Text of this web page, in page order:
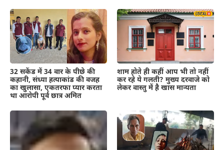
32 सकेंड में 34 वार के पीछे की
कहानी, संध्या हत्याकांड की वजह
का खुलासा, एकतरफा प्यार करता
था आरोपी पूर्व छात्र अमित
शाम होते ही कहीं आप भी तो नहीं
कर रहे ये गलती? मुख्य दरवाजे को
लेकर वास्तु में है खास मान्यता